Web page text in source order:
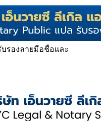
รองลายมือชื่อและ